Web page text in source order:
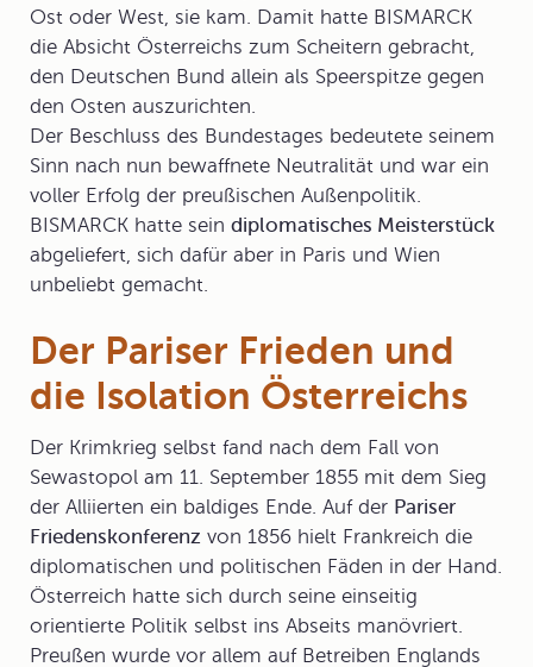
Ost oder West, sie kam. Damit hatte BISMARCK
die Absicht Österreichs zum Scheitern gebracht,
den Deutschen Bund allein als Speerspitze gegen
den Osten auszurichten.
Der Beschluss des Bundestages bedeutete seinem
Sinn nach nun bewaffnete Neutralität und war ein
voller Erfolg der preußischen Außenpolitik.
BISMARCK hatte sein diplomatisches Meisterstück
abgeliefert, sich dafür aber in Paris und Wien
unbeliebt gemacht.
Der Pariser Frieden und
die Isolation Österreichs
Der Krimkrieg selbst fand nach dem Fall von
Sewastopol am 11. September 1855 mit dem Sieg
der Alliierten ein baldiges Ende. Auf der Pariser
Friedenskonferenz von 1856 hielt Frankreich die
diplomatischen und politischen Fäden in der Hand.
Österreich hatte sich durch seine einseitig
orientierte Politik selbst ins Abseits manövriert.
Preußen wurde vor allem auf Betreiben Englands